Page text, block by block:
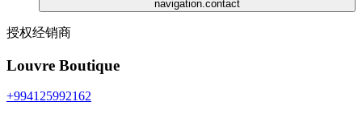
navigation.contact
授权经销商
Louvre Boutique
+994125992162